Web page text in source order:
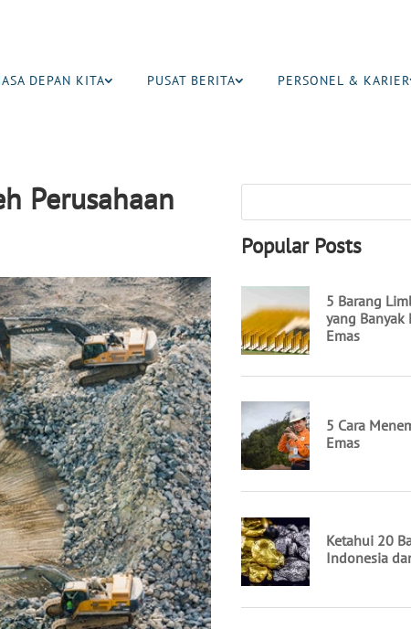
DEPAN KITA PUSAT BERITA PERSONEL & KARIER
Perusahaan
Popular Posts